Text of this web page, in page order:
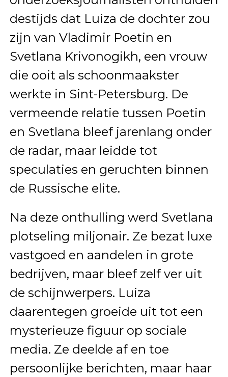
destijds dat Luiza de dochter zou
zijn van Vladimir Poetin en
Svetlana Krivonogikh, een vrouw
die ooit als schoonmaakster
werkte in Sint-Petersburg. De
vermeende relatie tussen Poetin
en Svetlana bleef jarenlang onder
de radar, maar leidde tot
speculaties en geruchten binnen
de Russische elite.
Na deze onthulling werd Svetlana
plotseling miljonair. Ze bezat luxe
vastgoed en aandelen in grote
bedrijven, maar bleef zelf ver uit
de schijnwerpers. Luiza
daarentegen groeide uit tot een
mysterieuze figuur op sociale
media. Ze deelde af en toe
persoonlijke berichten, maar haar